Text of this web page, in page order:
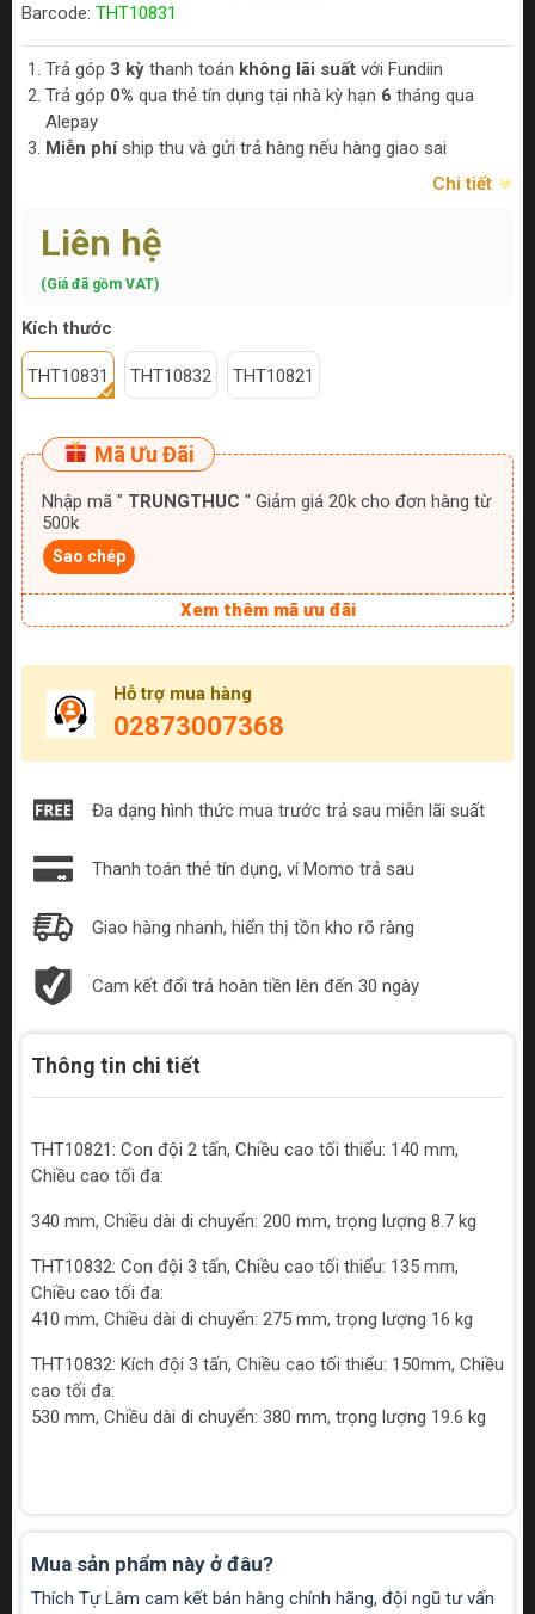
Barcode: THT10831
Trả góp 3 kỳ thanh toán không lãi suất với Fundiin
Trả góp 0% qua thẻ tín dụng tại nhà kỳ hạn 6 tháng qua
Alepay
Miễn phíship thu và gửi trả hàng nếu hàng giao sai
Chi tiết
Liên hệ
(Giá đã gồm VAT)
Kích thước
THT10831 THT10832 THT10821
Mã Ưu Đãi
Nhập mã " TRUNGTHUC " Giảm giá 20k cho đơn hàng từ
500k
Sao chép
Xem thêm mã ưu đãi
Hỗ trợ mua hàng
02873007368
Đa dạng hình thức mua trước trả sau miễn lãi suất
Thanh toán thẻ tín dụng, ví Momo trả sau
Giao hàng nhanh, hiển thị tồn kho rõ ràng
Cam kết đổi trả hoàn tiền lên đến 30 ngày
Thông tin chi tiết
THT10821: Con đội 2 tấn, Chiều cao tối thiểu: 140 mm,
Chiều cao tối đa:
340 mm, Chiều dài di chuyển: 200 mm, trọng lượng 8.7 kg
THT10832: Con đội 3 tấn, Chiều cao tối thiểu: 135 mm,
Chiều cao tối đa:
410 mm, Chiều dài di chuyển: 275 mm, trọng lượng 16 kg
THT10832: Kích đội 3 tấn, Chiều cao tối thiểu: 150mm, Chiều
cao tối đa:
530 mm, Chiều dài di chuyển: 380 mm, trọng lượng 19.6 kg
Mua sản phẩm này ở đâu?
Thích Tự Làm cam kết bán hàng chính hãng, đội ngũ tư vấn